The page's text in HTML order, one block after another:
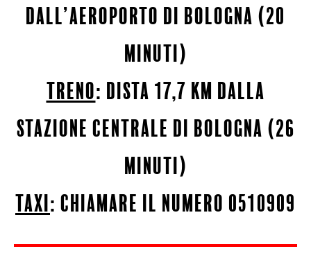
dall’aeroporto di bologna (20
minuti)
Treno: dista 17,7 km dalla
stazione centrale di bologna (26
minuti)
taxi: chiamare il numero 0510909